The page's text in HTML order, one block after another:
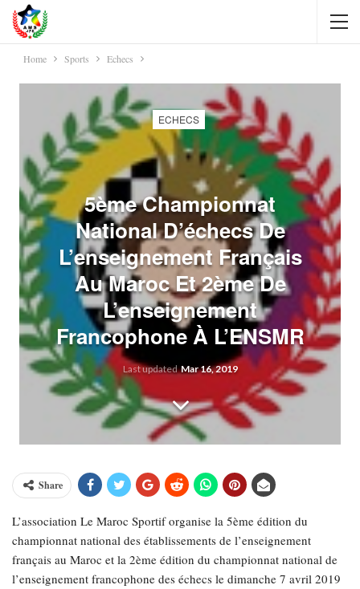
Home Sports Echecs
ECHECS
5ème Championnat
National D’échecs De
L’enseignement Français
Au Maroc Et 2ème De
L’enseignement
Francophone À L’ENSMR
Last updatedMar 16, 2019
Share
L’association Le Maroc Sportif organise la 5ème édition du
championnat national des établissements de l’enseignement
français au Maroc et la 2ème édition du championnat national de
l’enseignement francophone des échecs le dimanche 7 avril 2019